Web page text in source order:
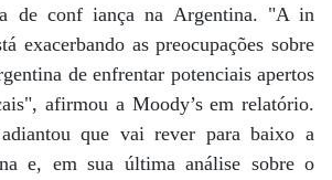
de conf iança na Argentina. "A in
exacerbando as preocupações sobre
de enfrentar potenciais apertos
afirmou a Moody’s em relatório.
que vai rever para baixo a
e, em sua última análise sobre o